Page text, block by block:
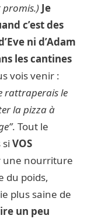
promis.) Je
c’est des
ni d’Adam
les cantines
vois venir :
rattraperais le
la pizza à
. Tout le
VOS
une nourriture
du poids,
plus saine de
un peu